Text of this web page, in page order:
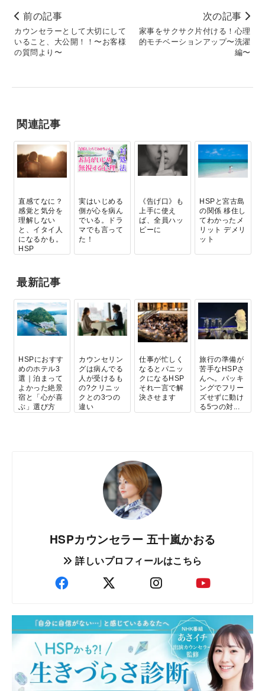
前の記事
カウンセラーとして大切にして
いること、大公開！！〜お客様
の質問より〜
次の記事
家事をサクサク片付ける！心理
的モチベーションアップ〜洗濯
編〜
関連記事
直感てなに？
感覚と気分を
理解しない
と、イタイ人
になるかも。
HSP
実はいじめる
側が心を病ん
でいる。ドラ
マでも言って
た！
《告げ口》も
上手に使え
ば、全員ハッ
ピーに
HSPと宮古島
の関係 移住し
てわかったメ
リット デメリ
ット
最新記事
HSPにおすす
めのホテル3
選｜泊まって
よかった絶景
宿と「心が喜
ぶ」選び方
カウンセリン
グは病んでる
人が受けるも
の?クリニッ
クとの3つの
違い
仕事が忙しく
なるとパニッ
クになるHSP
それ一言で解
決させます
旅行の準備が
苦手なHSPさ
んへ。パッキ
ングでフリー
ズせずに動け
る5つの対...
HSPカウンセラー 五十嵐かおる
詳しいプロフィールはこちら